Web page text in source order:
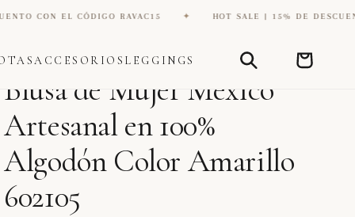
CÓDIGO RAVAC15 ✦ HOT SALE | 15% DE DESCUENTO CON
ACCESORIOS LEGGINGS Carrito
DIANA ZAPATERIA INC
Blusa de Mujer México
Artesanal en 100%
Algodón Color Amarillo
602105